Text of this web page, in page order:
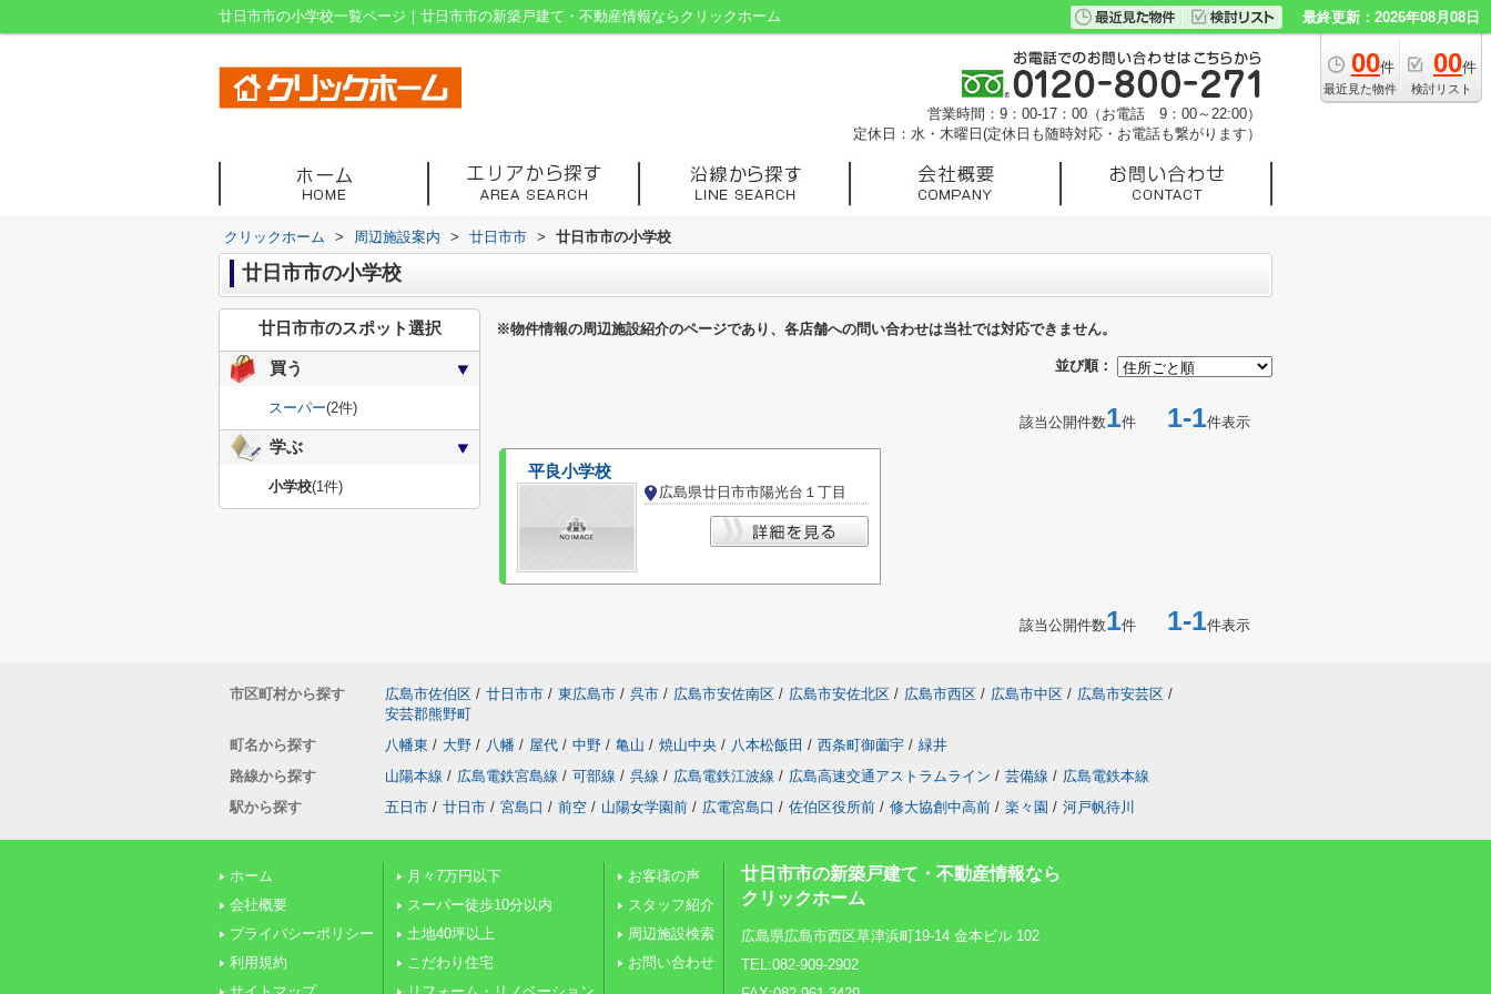
廿日市市の小学校一覧ページ｜廿日市市の新築戸建て・不動産情報ならクリックホーム 最終更新：2026年08月08日
00件
最近見た物件
00件
検討リスト
営業時間：9：00-17：00（お電話 9：00～22:00）
定休日：水・木曜日(定休日も随時対応・お電話も繋がります）
クリックホーム > 周辺施設案内 > 廿日市市 > 廿日市市の小学校
廿日市市の小学校
※物件情報の周辺施設紹介のページであり、各店舗への問い合わせは当社では対応できません。
並び順：
該当公開件数1件 1-1件表示
平良小学校
広島県廿日市市陽光台１丁目
該当公開件数1件 1-1件表示
廿日市市のスポット選択
買う
スーパー(2件)
学ぶ
小学校(1件)
市区町村から探す 広島市佐伯区 / 廿日市市 / 東広島市 / 呉市 / 広島市安佐南区 / 広島市安佐北区 / 広島市西区 / 広島市中区 / 広島市安芸区 /
安芸郡熊野町
町名から探す
八幡東 / 大野 / 八幡 / 屋代 / 中野 / 亀山 / 焼山中央 / 八本松飯田 / 西条町御薗宇 / 緑井
路線から探す
山陽本線 / 広島電鉄宮島線 / 可部線 / 呉線 / 広島電鉄江波線 / 広島高速交通アストラムライン / 芸備線 / 広島電鉄本線
駅から探す
五日市 / 廿日市 / 宮島口 / 前空 / 山陽女学園前 / 広電宮島口 / 佐伯区役所前 / 修大協創中高前 / 楽々園 / 河戸帆待川
ホーム
会社概要
プライバシーポリシー
利用規約
月々7万円以下
スーパー徒歩10分以内
土地40坪以上
こだわり住宅
お客様の声
スタッフ紹介
周辺施設検索
お問い合わせ
廿日市市の新築戸建て・不動産情報なら
クリックホーム
広島県広島市西区草津浜町19-14 金本ビル 102
TEL:082-909-2902